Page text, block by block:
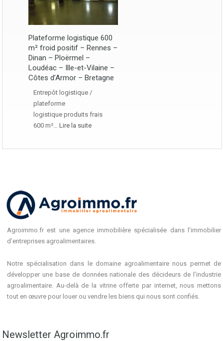
Plateforme logistique 600
m² froid positif – Rennes –
Dinan – Ploërmel –
Loudéac – Ille-et-Vilaine –
Côtes d’Armor – Bretagne
Entrepôt logistique /
plateforme
logistique produits frais
600 m²… Lire la suite
Agroimmo.fr est une agence immobilière spécialisée dans l’immobilier
d’entreprises agroalimentaires.
Notre spécialisation dans le domaine agroalimentaire nous permet de
développer une base de données nationale des décideurs de l’industrie
agroalimentaire. Au-delà de la vitrine offerte par internet, nous mettons
tout en œuvre pour louer ou vendre les biens qui nous sont confiés.
Newsletter Agroimmo.fr